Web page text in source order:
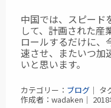
中国では、スピード
して、計画された産
ロールするだけに、
速させ、またいつ加
いと思います。
カテゴリー： ブログ ｜ タ
作成者：wadaken｜ 2018